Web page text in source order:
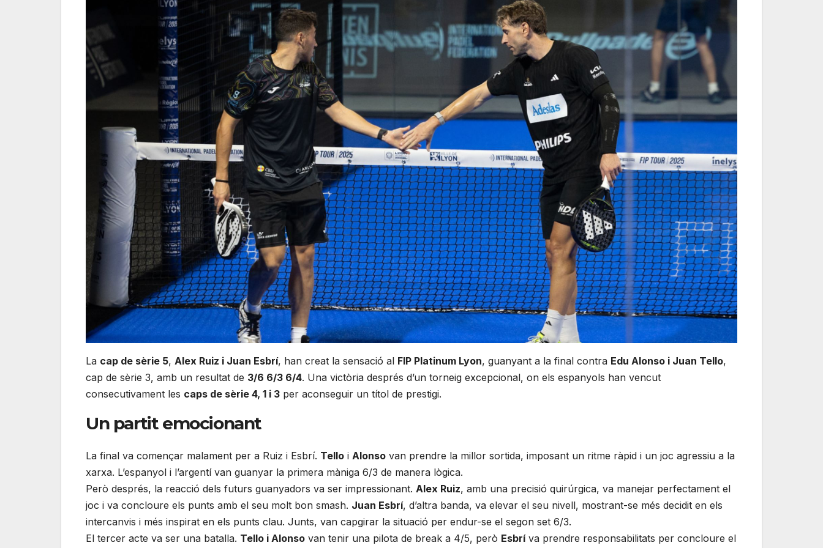
La cap de sèrie 5, Alex Ruiz i Juan Esbrí, han creat la sensació al FIP Platinum Lyon, guanyant a la final contra Edu Alonso i Juan Tello,
cap de sèrie 3, amb un resultat de 3/6 6/3 6/4. Una victòria després d’un torneig excepcional, on els espanyols han vencut
consecutivament les caps de sèrie 4, 1 i 3 per aconseguir un títol de prestigi.
Un partit emocionant
La final va començar malament per a Ruiz i Esbrí. Tello i Alonso van prendre la millor sortida, imposant un ritme ràpid i un joc agressiu a la
xarxa. L’espanyol i l’argentí van guanyar la primera màniga 6/3 de manera lògica.
Però després, la reacció dels futurs guanyadors va ser impressionant. Alex Ruiz, amb una precisió quirúrgica, va manejar perfectament el
joc i va concloure els punts amb el seu molt bon smash. Juan Esbrí, d’altra banda, va elevar el seu nivell, mostrant-se més decidit en els
intercanvis i més inspirat en els punts clau. Junts, van capgirar la situació per endur-se el segon set 6/3.
El tercer acte va ser una batalla. Tello i Alonso van tenir una pilota de break a 4/5, però Esbríva prendre responsabilitats per concloure el